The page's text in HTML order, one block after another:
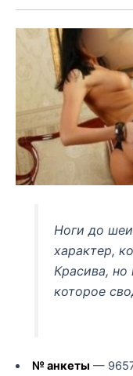
Ноги до
характер,
Красива, но
которое
№ анкеты —